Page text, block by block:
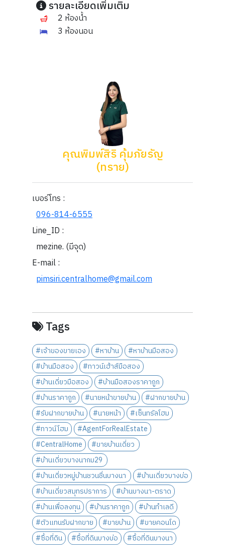
รายละเอียดเพิ่มเติม
2 ห้องน้ำ
3 ห้องนอน
คุณพิมพ์สิริ คุ้มภัยรัญ
(ทราย)
เบอร์โทร :
096-814-6555
Line_ID :
mezine. (มีจุด)
E-mail :
pimsiri.centralhome@gmail.com
Tags
#เจ้าของขายเอง #หาบ้าน
#หาบ้านมือสอง
#บ้านมือสอง
#ทาวน์เฮ้าส์มือสอง
#บ้านเดี่ยวมือสอง
#บ้านมือสองราคาถูก
#บ้านราคาถูก
#นายหน้าขายบ้าน
#ฝากขายบ้าน
#รับฝากขายบ้าน
#นายหน้า
#เซ็นทรัลโฮม
#ทาวน์โฮม
#AgentForRealEstate
#CentralHome
#ขายบ้านเดี่ยว
#บ้านเดี่ยวบางนากม29
#บ้านเดี่ยวหมู่บ้านชวนชื่นบางนา
#บ้านเดี่ยวบางบ่อ
#บ้านเดี่ยวสมุทรปราการ
#บ้านบางนา-ตราด
#บ้านเพื่อลงทุน
#บ้านราคาถูก
#บ้านทำเลดี
#ตัวแทนรับฝากขาย
#ขายบ้าน
#ขายคอนโด
#ซื้อที่ดิน
#ซื้อที่ดินบางบ่อ
#ซื้อที่ดินบางนา